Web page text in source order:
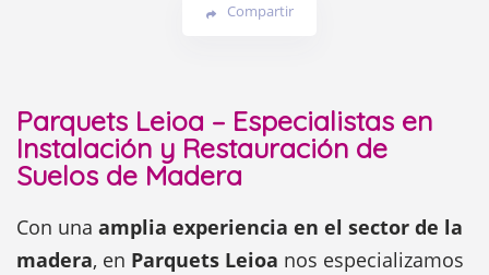
Compartir
Parquets Leioa – Especialistas en
Instalación y Restauración de
Suelos de Madera
Con una amplia experiencia en el sector de la
madera, en Parquets Leioa nos especializamos